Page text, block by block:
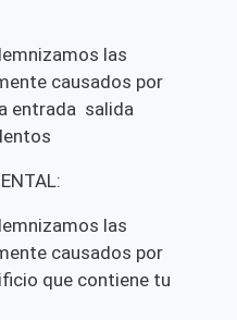
las
causados por
entrada salida
las
causados por
que contiene tu